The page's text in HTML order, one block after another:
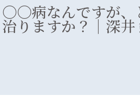
〇〇病なんですが
治りますか？｜深井